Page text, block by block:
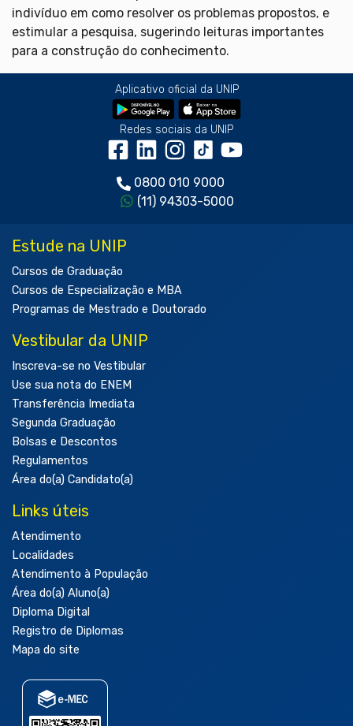
indivíduo em como resolver os problemas propostos, e
estimular a pesquisa, sugerindo leituras importantes
para a construção do conhecimento.
Aplicativo oficial da UNIP
Redes sociais da UNIP
0800 010 9000
(11) 94303-5000
Estude na UNIP
Cursos de Graduação
Cursos de Especialização e MBA
Programas de Mestrado e Doutorado
Vestibular da UNIP
Inscreva-se no Vestibular
Use sua nota do ENEM
Transferência Imediata
Segunda Graduação
Bolsas e Descontos
Regulamentos
Área do(a) Candidato(a)
Links úteis
Atendimento
Localidades
Atendimento à População
Área do(a) Aluno(a)
Diploma Digital
Registro de Diplomas
Mapa do site